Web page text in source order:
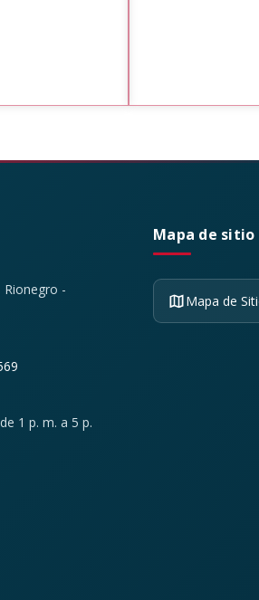
Rionegro -
1 p. m. a 5 p.
Mapa de sitio
Mapa de